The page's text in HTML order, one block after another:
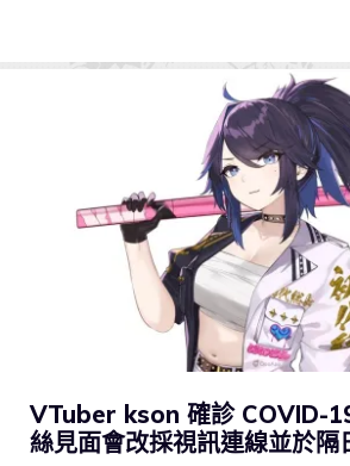
VTuber kson 確診 COVID-
絲見面會改採視訊連線並於隔